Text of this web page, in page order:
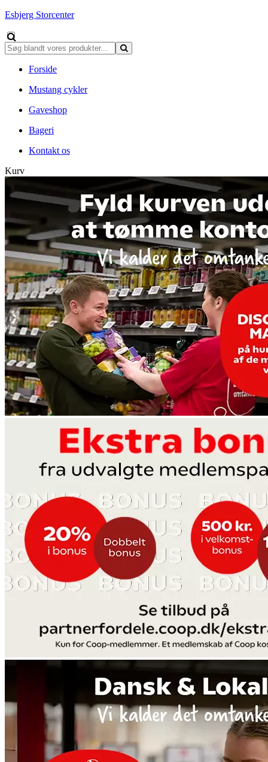
Esbjerg Storcenter
Forside
Mustang cykler
Gaveshop
Bageri
Kontakt os
Kurv